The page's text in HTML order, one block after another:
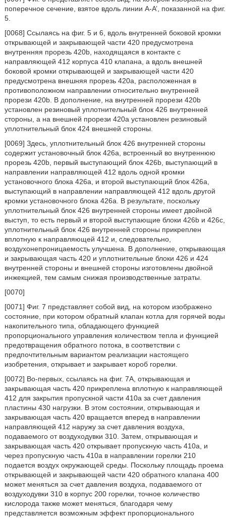
поперечное сечение, взятое вдоль линии А-А’, показанной на фиг.
5.
[0068] Ссылаясь на фиг. 5 и 6, вдоль внутренней боковой кромки
открывающей и закрывающей части 420 предусмотрена
внутренняя прорезь 420b, находящаяся в контакте с
направляющей 412 корпуса 410 клапана, а вдоль внешней
боковой кромки открывающей и закрывающей части 420
предусмотрена внешняя прорезь 420a, расположенная в
противоположном направлении относительно внутренней
прорези 420b. В дополнение, на внутренней прорези 420b
установлен резиновый уплотнительный блок 426 внутренней
стороны, а на внешней прорези 420a установлен резиновый
уплотнительный блок 424 внешней стороны.
[0069] Здесь, уплотнительный блок 426 внутренней стороны
содержит установочный блок 426a, встроенный во внутреннюю
прорезь 420b, первый выступающий блок 426b, выступающий в
направлении направляющей 412 вдоль одной кромки
установочного блока 426a, и второй выступающий блок 426a,
выступающий в направлении направляющей 412 вдоль другой
кромки установочного блока 426a. В результате, поскольку
уплотнительный блок 426 внутренней стороны имеет двойной
выступ, то есть первый и второй выступающие блоки 426b и 426c,
уплотнительный блок 426 внутренней стороны прикреплен
вплотную к направляющей 412 и, следовательно,
воздухонепроницаемость улучшена. В дополнение, открывающая
и закрывающая часть 420 и уплотнительные блоки 426 и 424
внутренней стороны и внешней стороны изготовлены двойной
инжекцией, тем самым снижая производственные затраты.
[0070]
[0071] Фиг. 7 представляет собой вид, на котором изображено
состояние, при котором обратный клапан котла для горячей воды
накопительного типа, обладающего функцией
пропорционального управления количеством тепла и функцией
предотвращения обратного потока, в соответствии с
предпочтительным вариантом реализации настоящего
изобретения, открывает и закрывает короб горелки.
[0072] Во-первых, ссылаясь на фиг. 7А, открывающая и
закрывающая часть 420 прикреплена вплотную к направляющей
412 для закрытия пропускной части 410a за счет давления
пластины 430 нагрузки. В этом состоянии, открывающая и
закрывающая часть 420 вращается вперед в направлении
направляющей 412 наружу за счет давления воздуха,
подаваемого от воздуходувки 310. Затем, открывающая и
закрывающая часть 420 открывает пропускную часть 410a, и
через пропускную часть 410a в направлении горелки 210
подается воздух окружающей среды. Поскольку площадь проема
открывающей и закрывающей части 420 обратного клапана 400
может меняться за счет давления воздуха, подаваемого от
воздуходувки 310 в корпус 200 горелки, точное количество
кислорода также может меняться, благодаря чему
представляется возможным эффект пропорционального